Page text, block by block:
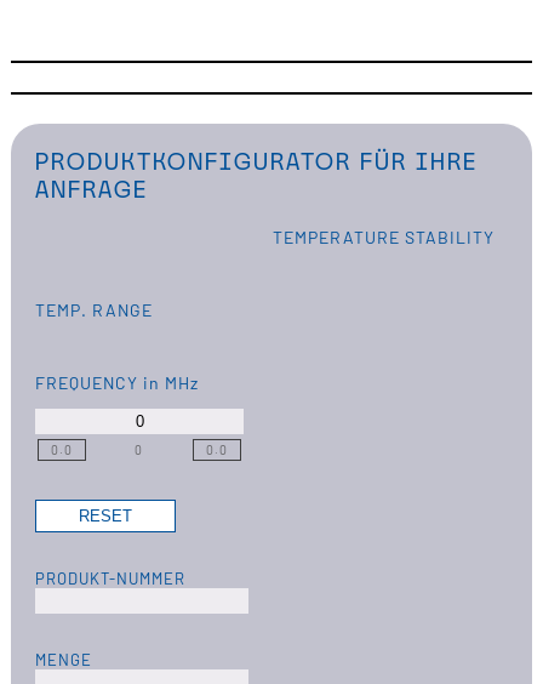
PRODUKTKONFIGURATOR FÜR IHRE
ANFRAGE
TEMPERATURE STABILITY
TEMP. RANGE
FREQUENCY in MHz
0.0 0 0.0
PRODUKT-NUMMER
MENGE